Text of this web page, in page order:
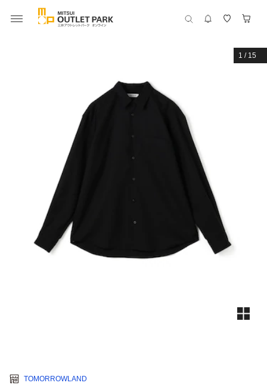
1 / 15
TOMORROWLAND